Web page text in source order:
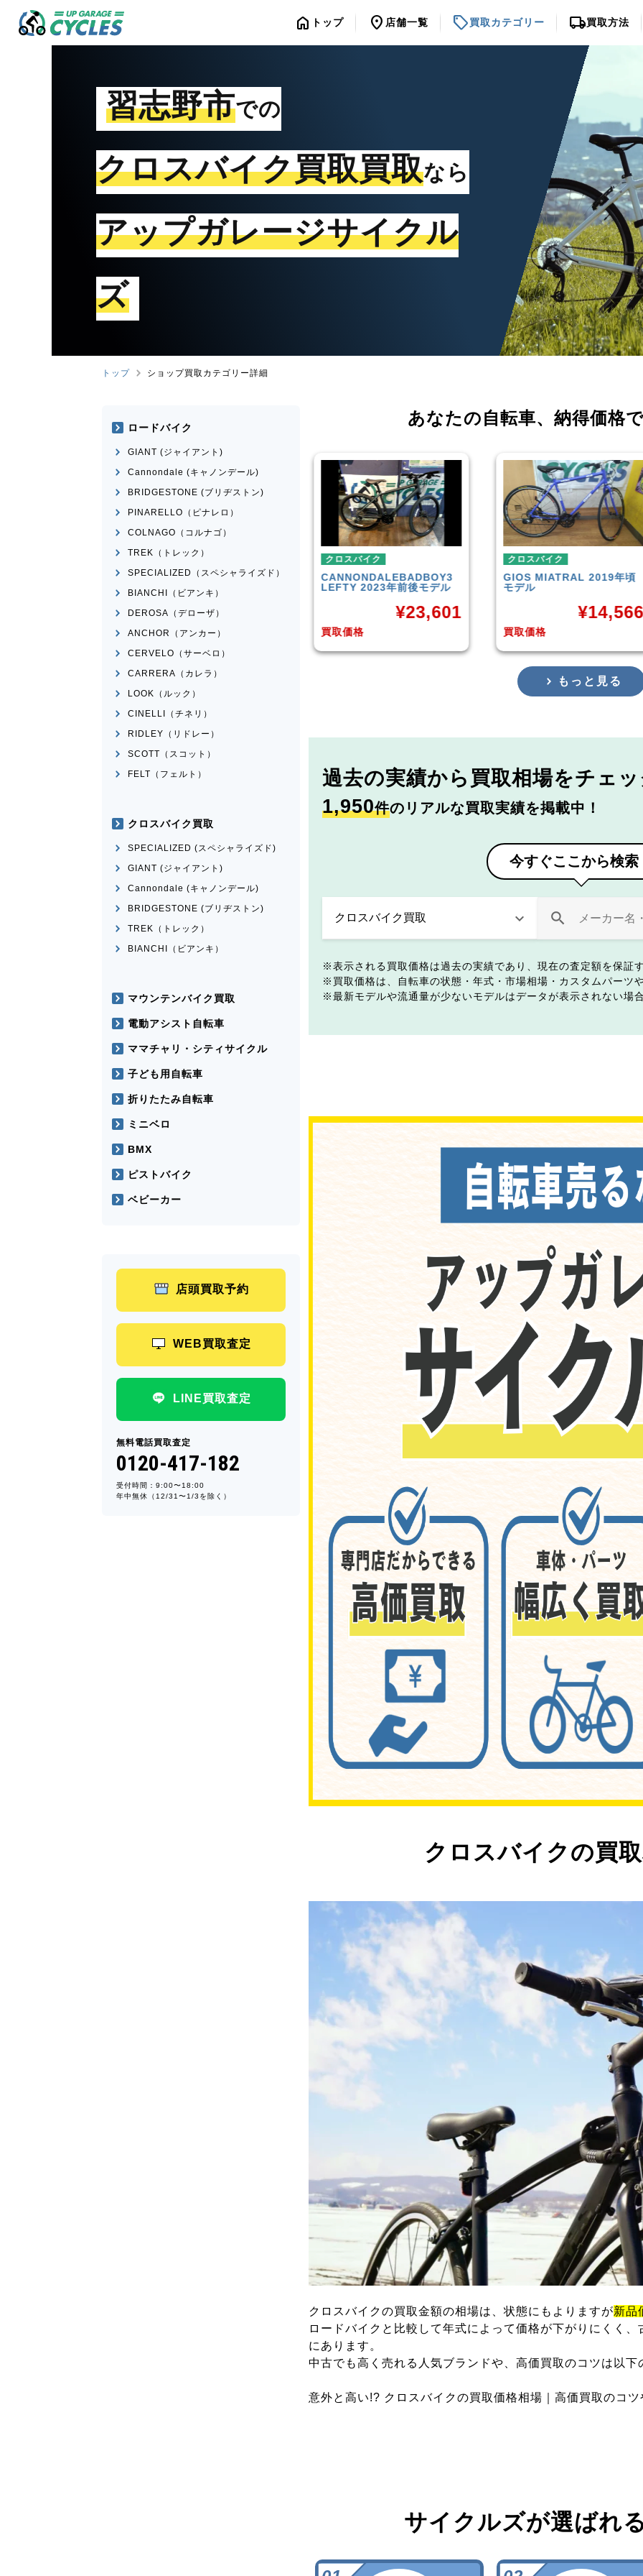
home トップ location_on 店舗一覧 sell買取カテゴリー local_shipping買取方法
習志野市での
クロスバイク買取買取なら
アップガレージサイクル
ズ
トップ ショップ買取カテゴリー詳細
あなたの自転車、 納得価格
ESCAPE RX 2025
39,001
クロスバイク
CANNONDALE BADBOY3
LEFTY 2023年前後モデル
買取価格
クロスバイク
GIOSMIATRAL 2019年頃
モデル
買取価格
¥14,566
クロスバイク
TREKFX3 Disc
モデル
買取価格
¥
もっと見る
過去の実績から 買取相場をチェ
1,950件のリアルな買取実績を掲載中！
今すぐここから検索
表示される買取価格は過去の実績であり、現在の査定額を保証
買取価格は、自転車の状態・年式・市場相場・カスタムパーツ
最新モデルや流通量が少ないモデルはデータが表示されない場
クロスバイクの買
クロスバイクの買取金額の相場は、状態にもよりますが新品
ロードバイクと比較して年式によって価格が下がりにくく
にあります。
中古でも高く売れる人気ブランドや、高価買取のコツは以
意外と高い!? クロスバイクの買取価格相場｜高価買取のコ
サイクルズが選ばれ
ロードバイク
GIANT (ジャイアント)
Cannondale (キャノンデール)
BRIDGESTONE (ブリヂストン)
PINARELLO（ピナレロ）
COLNAGO（コルナゴ）
TREK（トレック）
SPECIALIZED（スペシャライズド）
BIANCHI（ビアンキ）
DEROSA（デローザ）
ANCHOR（アンカー）
CERVELO（サーベロ）
CARRERA（カレラ）
LOOK（ルック）
CINELLI（チネリ）
RIDLEY（リドレー）
SCOTT（スコット）
FELT（フェルト）
クロスバイク買取
SPECIALIZED (スペシャライズド)
GIANT (ジャイアント)
Cannondale (キャノンデール)
BRIDGESTONE (ブリヂストン)
TREK（トレック）
BIANCHI（ビアンキ）
マウンテンバイク買取
電動アシスト自転車
ママチャリ・シティサイクル
子ども用自転車
折りたたみ自転車
ミニベロ
BMX
ピストバイク
ベビーカー
店頭買取予約
WEB買取査定
LINE買取査定
無料電話買取査定
0120-417-182
受付時間：9:00〜18:00
年中無休（12/31〜1/3を除く）